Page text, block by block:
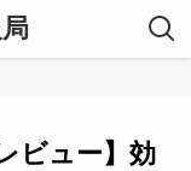
ビュー】効